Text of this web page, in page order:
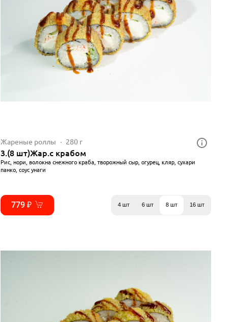
Жареные роллы 280 г
3.(8 шт)Жар.с крабом
Рис, нори, волокна снежного краба, творожный сыр, огурец, кляр, сухари
панко, соус унаги
779 ₽ 4 шт 6 шт 8 шт 16 шт